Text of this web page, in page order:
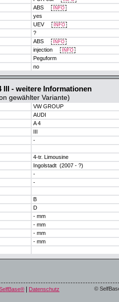
ABS
INFO
yes
UEV
INFO
?
ABS
INFO
injection
INFO
Peguform
no
III - weitere Informationen
gewählter Variante)
VW GROUP
AUDI
A 4
III
-
4-tr. Limousine
Ingolstadt (2007 - ?)
-
-
B
D
- mm
- mm
- mm
- mm
Datenschutz ©